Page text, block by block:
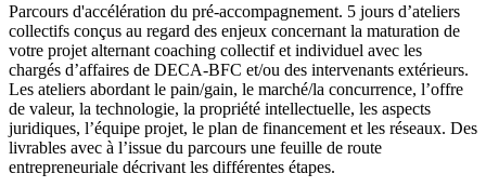
Parcours d'accélération du pré-accompagnement. 5 jours d’ateliers
collectifs conçus au regard des enjeux concernant la maturation de
votre projet alternant coaching collectif et individuel avec les
chargés d’affaires de DECA-BFC et/ou des intervenants extérieurs.
Les ateliers abordant le pain/gain, le marché/la concurrence, l’offre
de valeur, la technologie, la propriété intellectuelle, les aspects
juridiques, l’équipe projet, le plan de financement et les réseaux. Des
livrables avec à l’issue du parcours une feuille de route
entrepreneuriale décrivant les différentes étapes.